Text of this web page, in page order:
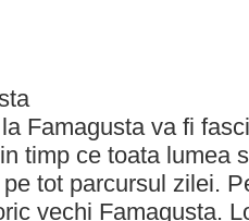
Famagusta va fi
timp ce toata lumea
tot parcursul zilei.
vechi Famagusta.